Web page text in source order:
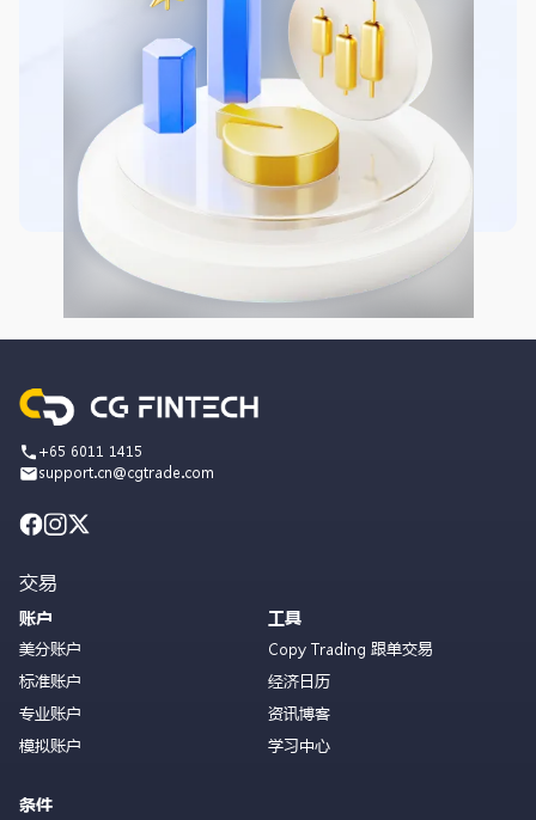
+65 6011 1415
support.cn@cgtrade.com
交易
账户
美分账户
标准账户
专业账户
模拟账户
条件
工具
Copy Trading 跟单交易
经济日历
资讯博客
学习中心